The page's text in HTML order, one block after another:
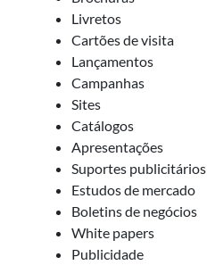
Livretos
Cartões de visita
Lançamentos
Campanhas
Sites
Catálogos
Apresentações
Suportes publicitários
Estudos de mercado
Boletins de negócios
White papers
Publicidade